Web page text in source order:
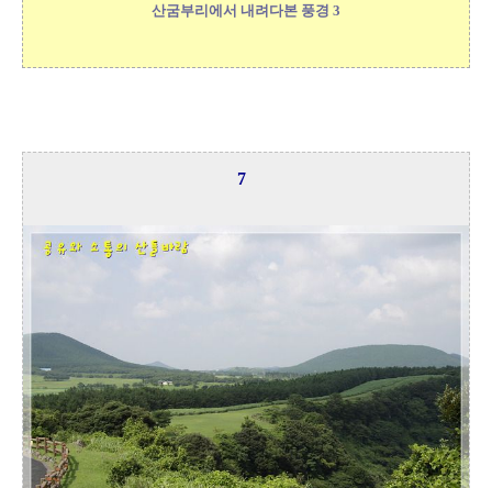
산굼부리에서 내려다본 풍경 3
7